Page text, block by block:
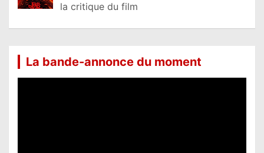
la critique du film
La bande-annonce du moment